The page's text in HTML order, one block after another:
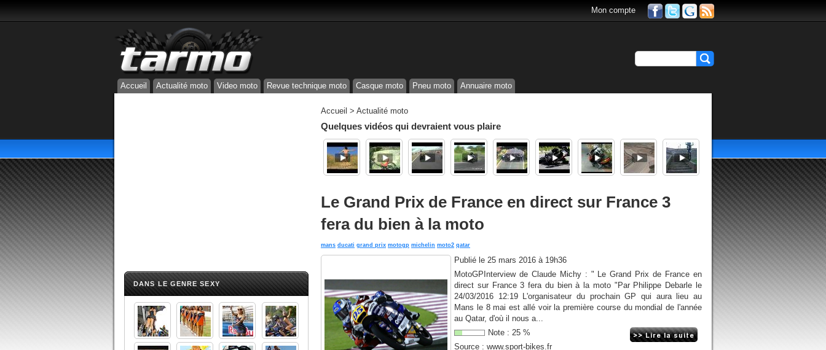
Mon compte
Accueil Actualité moto Video moto Revue technique moto Casque moto Pneu moto Annuaire moto
DANS LE GENRE SEXY
Accueil > Actualité moto
Quelques vidéos qui devraient vous plaire
Le Grand Prix de France en direct sur France 3
fera du bien à la moto
mans ducati grand prix motogp michelin moto2 qatar
Publié le 25 mars 2016 à 19h36
MotoGPInterview de Claude Michy : " Le Grand Prix de France en
direct sur France 3 fera du bien à la moto "Par Philippe Debarle le
24/03/2016 12:19 L'organisateur du prochain GP qui aura lieu au
Mans le 8 mai est allé voir la première course du mondial de l'année
au Qatar, d'où il nous a...
Note : 25 %
Source : www.sport-bikes.fr